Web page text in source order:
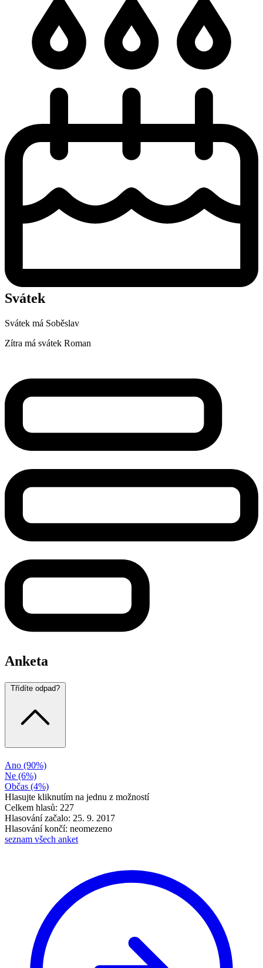
Svátek
Svátek má Soběslav
Zítra má svátek Roman
Anketa
Třídíte odpad?
Ano (90%)
Ne (6%)
Občas (4%)
Hlasujte kliknutím na jednu z možností
Celkem hlasů: 227
Hlasování začalo: 25. 9. 2017
Hlasování končí: neomezeno
seznam všech anket